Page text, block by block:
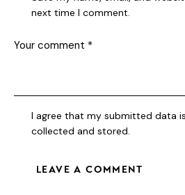
next time I comment.
I agree that my submitted data
collected and stored.